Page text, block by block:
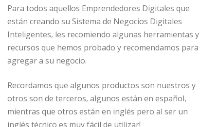
Para todos aquellos Emprendedores Digitales que
están creando su Sistema de Negocios Digitales
Inteligentes, les recomiendo algunas herramientas y
recursos que hemos probado y recomendamos para
agregar a su negocio.
Recordamos que algunos productos son nuestros y
otros son de terceros, algunos están en español,
mientras que otros están en inglés pero al ser un
inglés técnico es muy fácil de utilizar!